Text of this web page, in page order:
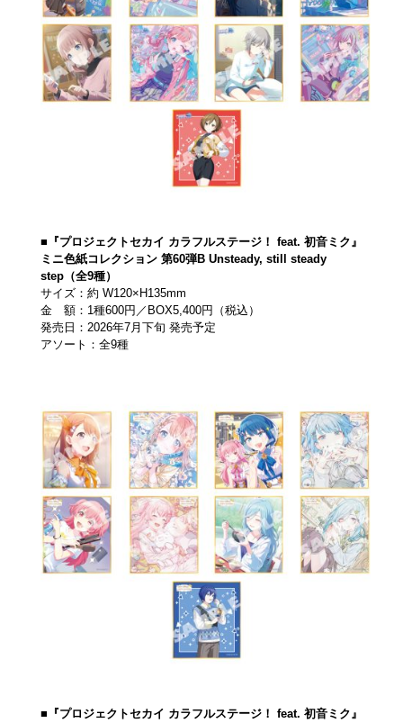
■『プロジェクトセカイ カラフルステージ！ feat. 初音ミク』
ミニ色紙コレクション 第60弾B Unsteady, still steady
step（全9種）
サイズ：約 W120×H135mm
金 額：1種600円／BOX5,400円（税込）
発売日：2026年7月下旬 発売予定
アソート：全9種
■『プロジェクトセカイ カラフルステージ！ feat. 初音ミク』